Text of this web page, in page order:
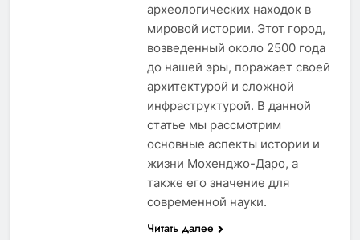
археологических находок в
мировой истории. Этот город,
возведенный около 2500 года
до нашей эры, поражает своей
архитектурой и сложной
инфраструктурой. В данной
статье мы рассмотрим
основные аспекты истории и
жизни Мохенджо-Даро, а
также его значение для
современной науки.
Читать далее